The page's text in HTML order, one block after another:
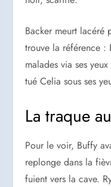
Backer meurt lacéré
trouve la référence :
malades via ses
tué Celia sous ses
La traque
Pour le voir, Buffy
replonge dans la
fuient vers la cave.